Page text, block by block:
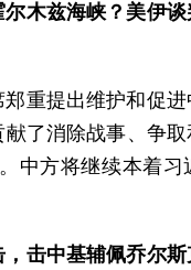
木兹海峡？美伊
重提出维护和促
了消除战事、争
中方将继续本着习
击中基辅佩乔尔